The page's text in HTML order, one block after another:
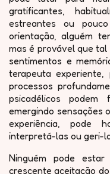
gratificantes,
estreantes ou
orientação, alguém
mas é provável que tal
sentimentos e
terapeuta
processos
psicadélicos
emergindo sensações
experiência, pode
interpretá-las ou geri-
Ninguém pode
crescente aceitação